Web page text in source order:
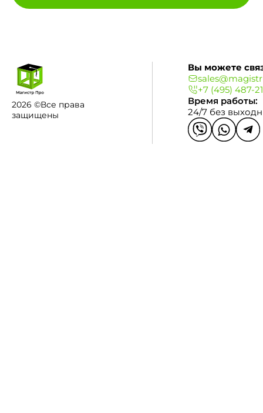
2026 ©Все права
защищены
Вы можете
+7 (495) 487-
Время работы:
24/7 без